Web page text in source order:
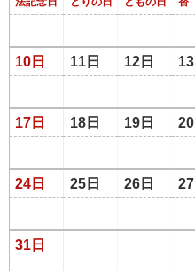
10日 11日 12日
17日 18日 19日 20
24日 25日 26日 27
31日